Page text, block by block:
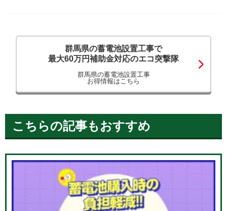
群馬県の蓄電池設置工事で
最大60万円補助金対応のエコ突撃隊
群馬県の蓄電池設置工事
お得情報はこちら
こちらの記事もおすすめ